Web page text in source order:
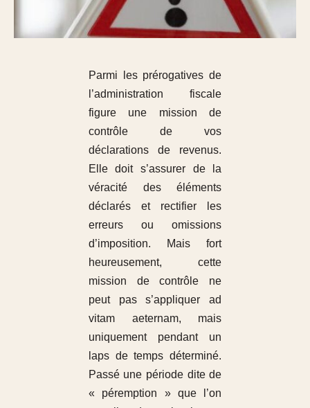
Parmi les prérogatives de
l’administration fiscale
figure une mission de
contrôle de vos
déclarations de revenus.
Elle doit s’assurer de la
véracité des éléments
déclarés et rectifier les
erreurs ou omissions
d’imposition. Mais fort
heureusement, cette
mission de contrôle ne
peut pas s’appliquer ad
vitam aeternam, mais
uniquement pendant un
laps de temps déterminé.
Passé une période dite de
« péremption » que l’on